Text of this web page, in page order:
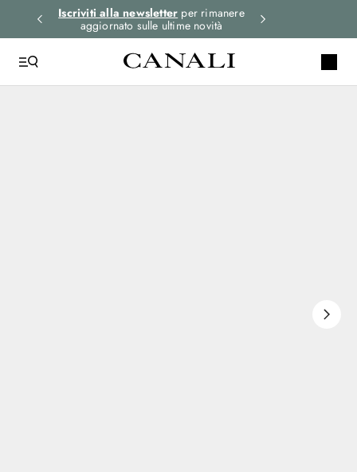
Iscriviti alla newsletter per rimanere
aggiornato sulle ultime novità